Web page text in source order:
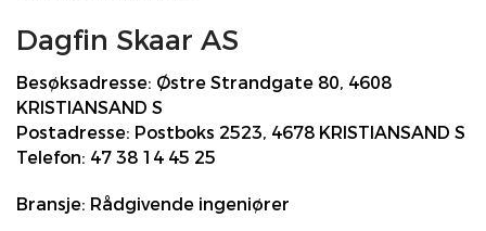
Dagfin Skaar AS
Besøksadresse: Østre Strandgate 80, 4608
KRISTIANSAND S
Postadresse: Postboks 2523, 4678 KRISTIANSAND S
Telefon: 47 38 14 45 25
Bransje: Rådgivende ingeniører